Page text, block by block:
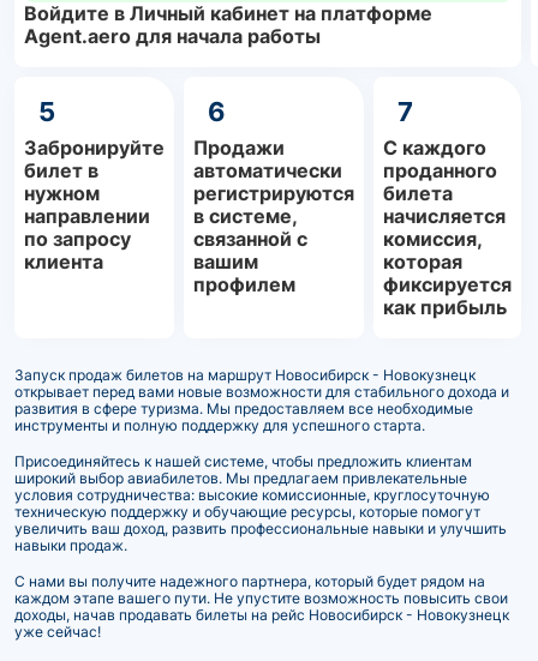
Войдите в Личный кабинет на платформе
Agent.aero для начала работы
5
Забронируйте
билет в
нужном
направлении
по запросу
клиента
6
Продажи
автоматически
регистрируются
в системе,
связанной с
вашим
профилем
7
С каждого
проданного
билета
начисляется
комиссия,
которая
фиксируется
как прибыль
Запуск продаж билетов на маршрут Новосибирск - Новокузнецк
открывает перед вами новые возможности для стабильного дохода и
развития в сфере туризма. Мы предоставляем все необходимые
инструменты и полную поддержку для успешного старта.
Присоединяйтесь к нашей системе, чтобы предложить клиентам
широкий выбор авиабилетов. Мы предлагаем привлекательные
условия сотрудничества: высокие комиссионные, круглосуточную
техническую поддержку и обучающие ресурсы, которые помогут
увеличить ваш доход, развить профессиональные навыки и улучшить
навыки продаж.
С нами вы получите надежного партнера, который будет рядом на
каждом этапе вашего пути. Не упустите возможность повысить свои
доходы, начав продавать билеты на рейс Новосибирск - Новокузнецк
уже сейчас!